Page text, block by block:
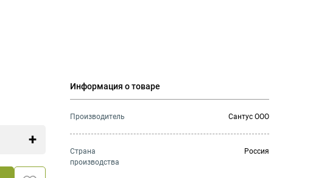
Информация о товаре
Производитель Сантус ООО
Страна
производства
Россия